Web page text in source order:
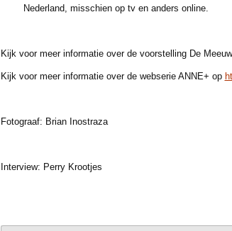
Nederland, misschien op tv en anders online.
Kijk voor meer informatie over de voorstelling De
Kijk voor meer informatie over de webserie ANNE+ op
Fotograaf: Brian Inostraza
Interview: Perry Krootjes